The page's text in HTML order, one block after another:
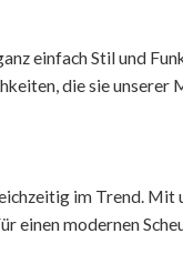
einfach Stil und
die sie unserer
im Trend. Mit
einen modernen